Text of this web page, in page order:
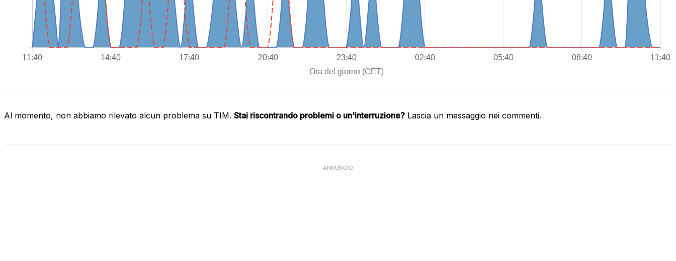
Al momento, non abbiamo rilevato alcun problema su TIM. Stai riscontrando problemi o un'interruzione? Lascia un messaggio nei commenti.
ANNUNCIO